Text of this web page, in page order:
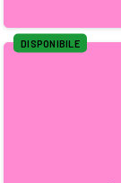
DISPONIBILE